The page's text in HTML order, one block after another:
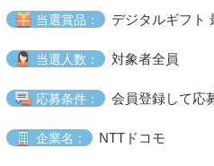
当選賞品： デジタルギフト
当選人数： 対象者全員
応募条件： 会員登録して応
企業名： NTTドコモ